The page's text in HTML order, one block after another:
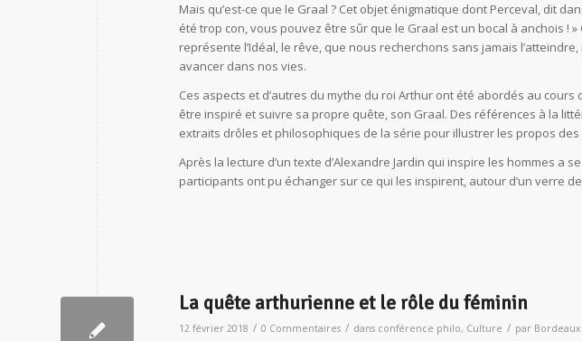
Mais qu’est-ce que le Graal ? Cet objet énigmatique dont Perceval, dit
été trop con, vous pouvez être sûr que le Graal est un bocal à anchois ! »
représente l’Idéal, le rêve, que nous recherchons sans jamais
avancer dans nos vies.
Ces aspects et d’autres du mythe du roi Arthur ont été abordés au
être inspiré et suivre sa propre quête, son Graal. Des références à la
extraits drôles et philosophiques de la série pour illustrer les propos
Après la lecture d’un texte d’Alexandre Jardin qui inspire les hommes a
participants ont pu échanger sur ce qui les inspirent, autour d’un verre de
La quête arthurienne et le rôle du féminin
12 février 2018 / 0 Commentaires / dans conférence philo, Culture / par Bordeaux